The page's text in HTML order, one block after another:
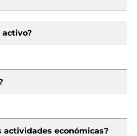
activo?
actividades económicas?